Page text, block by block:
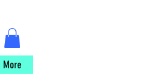
More